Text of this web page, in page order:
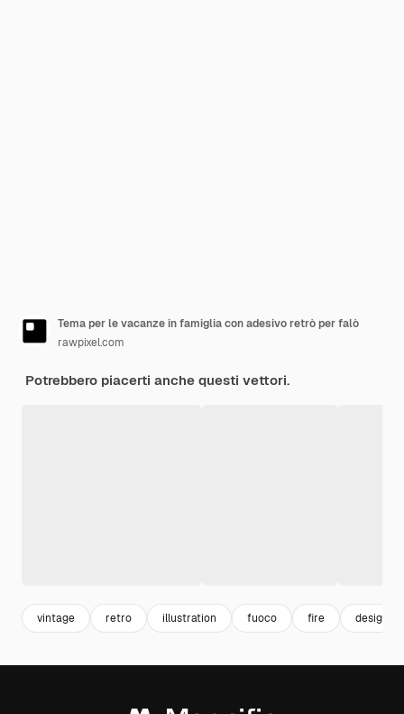
Tema per le vacanze in famiglia con adesivo retrò per falò
rawpixel.com
Potrebbero piacerti anche questi vettori.
vintage retro illustration fuoco fire design